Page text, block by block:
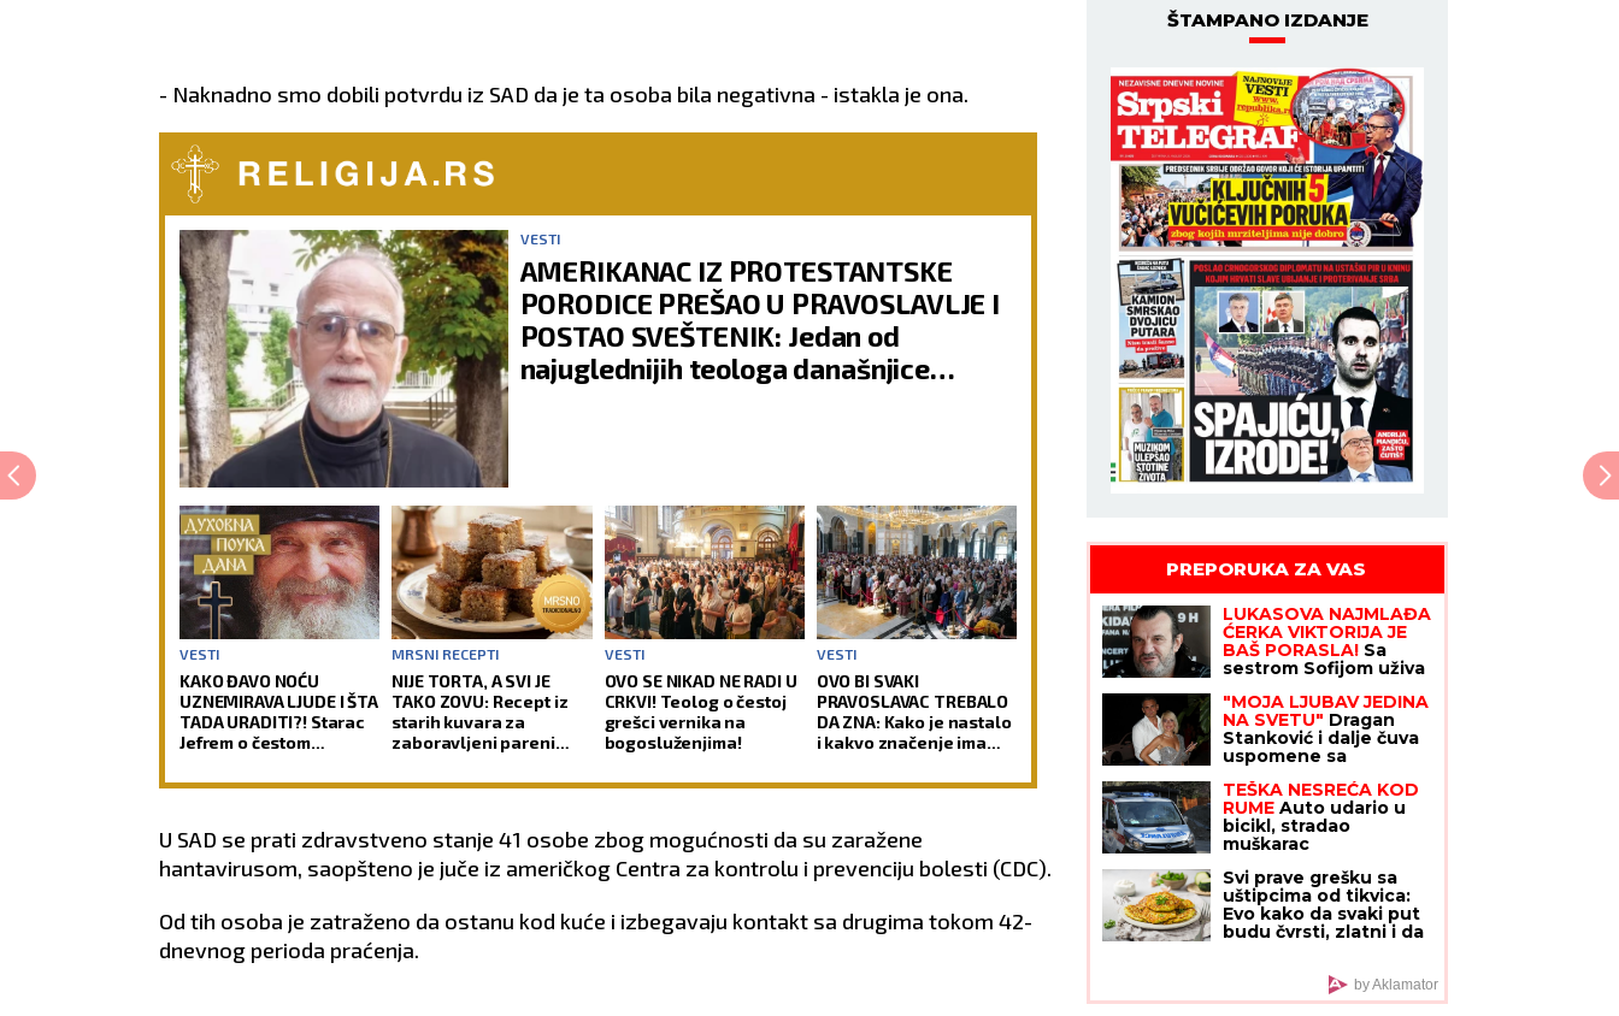
- Naknadno smo dobili potvrdu iz SAD da je ta osoba bila negativna - istakla je ona.
VESTI
AMERIKANAC IZ PROTESTANTSKE
PORODICE PREŠAO U PRAVOSLAVLJE I
POSTAO SVEŠTENIK: Jedan od
najuglednijih teologa današnjice
VESTI
KAKO ĐAVO NOĆU
UZNEMIRAVA LJUDE I ŠTA
TADA URADITI?! Starac
Jefrem o čestom
im uteruje strah u kosti
MRSNI RECEPTI
NIJE TORTA, A SVI JE
TAKO ZOVU: Recept iz
starih kuvara za
zaboravljeni pareni
šerbetom
VESTI
OVO SE NIKAD NE RADI U
CRKVI! Teolog o čestoj
grešci vernika na
bogosluženjima!
VESTI
OVO BI SVAKI
PRAVOSLAVAC TREBALO
DA ZNA: Kako je nastalo
i kakvo značenje ima
Pravoslavne crkve
U SAD se prati zdravstveno stanje 41 osobe zbog mogućnosti da su zaražene
hantavirusom, saopšteno je juče iz američkog Centra za kontrolu i prevenciju bolesti (CDC).
Od tih osoba je zatraženo da ostanu kod kuće i izbegavaju kontakt sa drugima tokom 42-
dnevnog perioda praćenja.
ŠTAMPANO IZDANJE
PREPORUKA ZA VAS
LUKASOVA NAJMLAĐA
ĆERKA VIKTORIJA JE
BAŠ PORASLA! Sa
sestrom Sofijom uživa
mama Sonja pokazala
fotke, puno joj srce
"MOJA LJUBAV JEDINA
NA SVETU" Dragan
Stanković i dalje čuva
uspomene sa
zbog jednog detalja
svi komentarišu da je
nije preboleo
TEŠKA NESREĆA KOD
RUME Auto udario u
bicikl, stradao
muškarac
Svi prave grešku sa
uštipcima od tikvica:
Evo kako da svaki put
budu čvrsti, zlatni i da
by Aklamator